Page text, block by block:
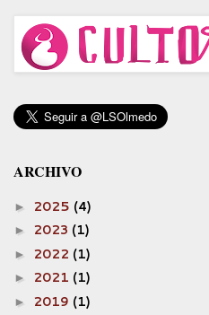
ARCHIVO
► 2025 (4)
► 2023 (1)
► 2022 (1)
► 2021 (1)
► 2019 (1)